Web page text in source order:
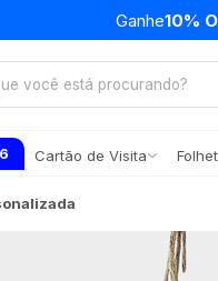
Ganhe10%
Cartão de Visita